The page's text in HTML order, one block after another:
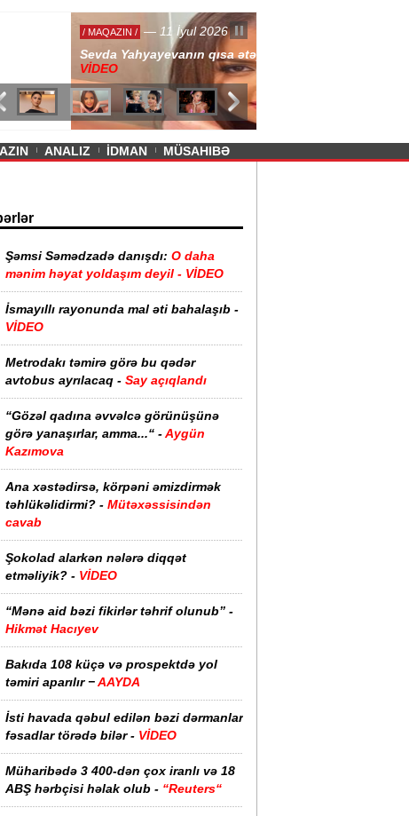
— 11 İyul 2026
qısa ətəyi tənqid olundu -
ANALIZ İDMAN MÜSAHIBƏ
Şəmsi Səmədzadə danışdı: O daha
mənim həyat yoldaşım deyil - VİDEO
İsmayıllı rayonunda mal əti bahalaşıb -
VİDEO
Metrodakı təmirə görə bu qədər
avtobus ayrılacaq - Say açıqlandı
“Gözəl qadına əvvəlcə görünüşünə
görə yanaşırlar, amma...“ -Aygün
Kazımova
Ana xəstədirsə, körpəni əmizdirmək
təhlükəlidirmi? - Mütəxəssisindən
cavab
Şokolad alarkən nələrə diqqət
etməliyik? - VİDEO
“Mənə aid bəzi fikirlər təhrif olunub” -
Hikmət Hacıyev
Bakıda 108 küçə və prospektdə yol
təmiri aparılır −AAYDA
İsti havada qəbul edilən bəzi dərmanlar
fəsadlar törədə bilər - VİDEO
Müharibədə 3 400-dən çox iranlı və 18
ABŞ hərbçisi həlak olub - “Reuters“